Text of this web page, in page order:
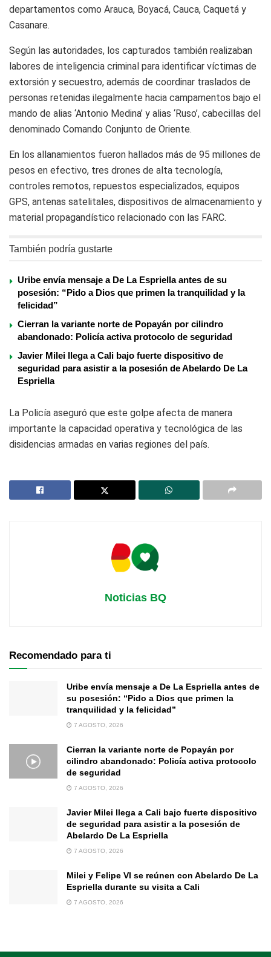
departamentos como Arauca, Boyacá, Cauca, Caquetá y
Casanare.
Según las autoridades, los capturados también realizaban
labores de inteligencia criminal para identificar víctimas de
extorsión y secuestro, además de coordinar traslados de
personas retenidas ilegalmente hacia campamentos bajo el
mando de alias ‘Antonio Medina’ y alias ‘Ruso’, cabecillas del
denominado Comando Conjunto de Oriente.
En los allanamientos fueron hallados más de 95 millones de
pesos en efectivo, tres drones de alta tecnología,
controles remotos, repuestos especializados, equipos
GPS, antenas satelitales, dispositivos de almacenamiento y
material propagandístico relacionado con las FARC.
También podría gustarte
Uribe envía mensaje a De La Espriella antes de su
posesión: “Pido a Dios que primen la tranquilidad y la
felicidad”
Cierran la variante norte de Popayán por cilindro
abandonado: Policía activa protocolo de seguridad
Javier Milei llega a Cali bajo fuerte dispositivo de
seguridad para asistir a la posesión de Abelardo De La
Espriella
La Policía aseguró que este golpe afecta de manera
importante la capacidad operativa y tecnológica de las
disidencias armadas en varias regiones del país.
Noticias BQ
Recomendado para ti
Uribe envía mensaje a De La Espriella antes de
su posesión: “Pido a Dios que primen la
tranquilidad y la felicidad”
7 AGOSTO, 2026
Cierran la variante norte de Popayán por
cilindro abandonado: Policía activa protocolo
de seguridad
7 AGOSTO, 2026
Javier Milei llega a Cali bajo fuerte dispositivo
de seguridad para asistir a la posesión de
Abelardo De La Espriella
7 AGOSTO, 2026
Milei y Felipe VI se reúnen con Abelardo De La
Espriella durante su visita a Cali
7 AGOSTO, 2026